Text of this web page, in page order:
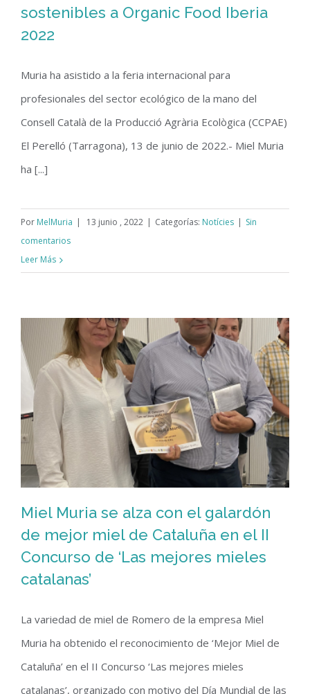
sostenibles a Organic Food Iberia
2022
sostenibles a Organic Food Iberia
2022
Muria ha asistido a la feria internacional para
profesionales del sector ecológico de la mano del
Consell Català de la Producció Agrària Ecològica (CCPAE)
El Perelló (Tarragona), 13 de junio de 2022.- Miel Muria
ha [...]
Por MelMuria | 13 junio , 2022 | Categorías: Notícies | Sin
comentarios
Leer Más
Miel Muria se alza con el galardón de
mejor miel de Cataluña en el II
Miel Muria se alza con el galardón
de mejor miel de Cataluña en el II
Concurso de ‘Las mejores mieles
catalanas’
La variedad de miel de Romero de la empresa Miel
Muria ha obtenido el reconocimiento de ‘Mejor Miel de
Cataluña’ en el II Concurso ‘Las mejores mieles
catalanas’, organizado con motivo del Día Mundial de las